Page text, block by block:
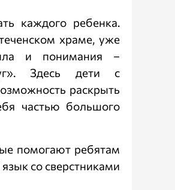
каждого ребенка.
храме, уже
и понимания –
Здесь дети с
раскрыть
частью большого
помогают ребятам
со сверстниками